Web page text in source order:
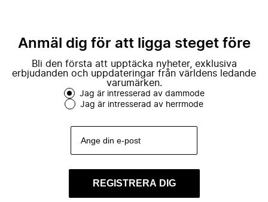
Anmäl dig för att ligga steget före
Bli den första att upptäcka nyheter, exklusiva
erbjudanden och uppdateringar från världens ledande
varumärken.
Jag är intresserad av dammode
Jag är intresserad av herrmode
REGISTRERA DIG